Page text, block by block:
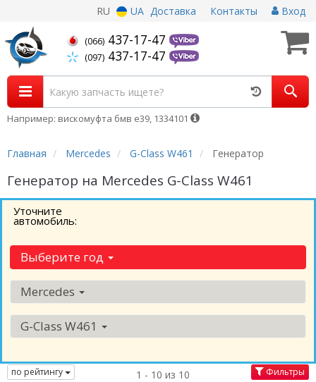
RU UA Доставка Контакты Вход
(066) 437-17-47
(097) 437-17-47
Например: вискомуфта бмв е39, 1334101
Главная Mercedes G-Class W461 Генератор
Генератор на Mercedes G-Class W461
Уточните
автомобиль:
Выберите год
Mercedes
G-Class W461
по рейтингу 1 - 10 из 10 Фильтры